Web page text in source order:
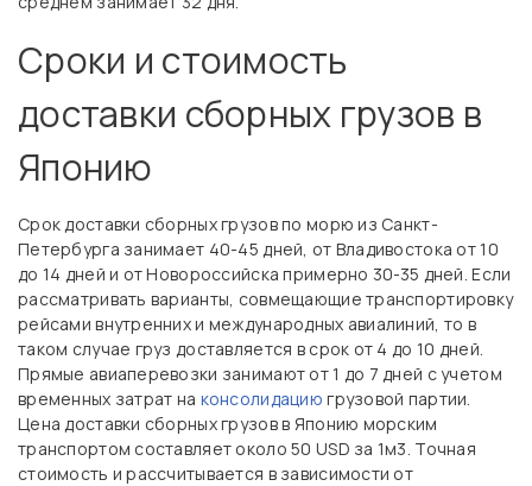
Сроки и стоимость
доставки сборных грузов в
Японию
Срок доставки сборных грузов по морю из Санкт-
Петербурга занимает 40-45 дней, от Владивостока от 10
до 14 дней и от Новороссийска примерно 30-35 дней. Если
рассматривать варианты, совмещающие транспортировку
рейсами внутренних и международных авиалиний, то в
таком случае груз доставляется в срок от 4 до 10 дней.
Прямые авиаперевозки занимают от 1 до 7 дней с учетом
временных затрат на консолидацию грузовой партии.
Цена доставки сборных грузов в Японию морским
транспортом составляет около 50 USD за 1м3. Точная
стоимость и рассчитывается в зависимости от